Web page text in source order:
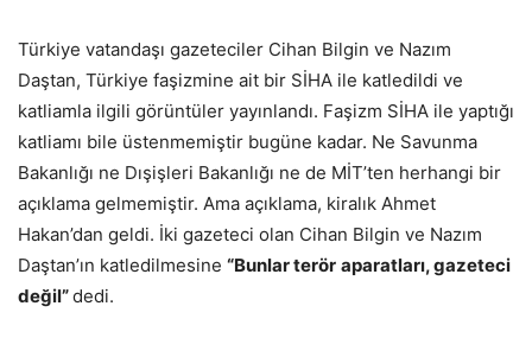
Türkiye vatandaşı gazeteciler Cihan Bilgin ve Nazım
Daştan, Türkiye faşizmine ait bir SİHA ile katledildi ve
katliamla ilgili görüntüler yayınlandı. Faşizm SİHA ile yaptığı
katliamı bile üstenmemiştir bugüne kadar. Ne Savunma
Bakanlığı ne Dışişleri Bakanlığı ne de MİT’ten herhangi bir
açıklama gelmemiştir. Ama açıklama, kiralık Ahmet
Hakan’dan geldi. İki gazeteci olan Cihan Bilgin ve Nazım
Daştan’ın katledilmesine “Bunlar terör aparatları, gazeteci
değil”dedi.